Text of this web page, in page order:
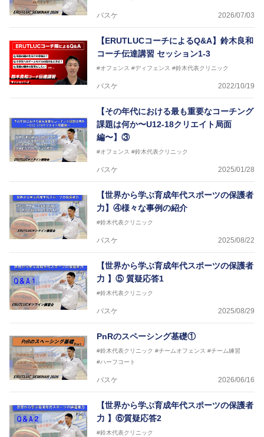
バスケ 2026/07/03
【ERUTLUCコーチによるQ&A】鈴木良和
コーチ伝達講習 セッション1-3
#オフェンス #ディフェンス #鈴木代表クリニック
バスケ 2022/10/19
【その年代における最も重要なコーチング
課題は何か〜U12-18クリエイト局面
編〜】③
#オフェンス #鈴木代表クリニック
バスケ 2025/01/28
【世界から学ぶ育成年代スポーツの保護者
力】④様々な事例の紹介
#鈴木代表クリニック
バスケ 2025/08/22
【世界から学ぶ育成年代スポーツの保護者
力 】⑤ 質疑応答1
#鈴木代表クリニック
バスケ 2025/08/29
PnRのスペーシング基礎①
#鈴木代表クリニック #チームオフェンス #チーム練習
#ハーフコート
バスケ 2026/06/16
【世界から学ぶ育成年代スポーツの保護者
力 】⑥質疑応答2
#鈴木代表クリニック